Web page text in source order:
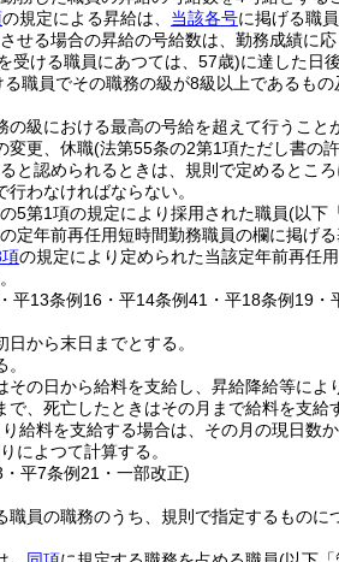
の規定による昇給は、 当該各号に掲げる職
せる場合の昇給の号給数は、勤務成績に
受ける職員にあつては、57歳)に達した日
職員でその職務の級が8級以上であるも
級における最高の号給を超えて行うこと
変更、休職(法第55条の2第1項ただし書の
と認められるときは、規則で定めるとこ
わなければならない。
5第1項の規定により採用された職員(以下
定年前再任用短時間勤務職員の欄に掲げ
の規定により定められた当該定年前再任
平13条例16・平14条例41・平18条例19
から末日までとする。
その日から給料を支給し、昇給降給等に
、死亡したときはその月まで給料を支給
給料を支給する場合は、その月の現日数
によつて計算する。
平7条例21・一部改正)
職員の職務のうち、規則で指定するもの